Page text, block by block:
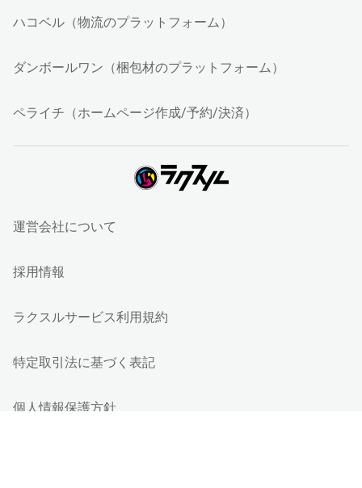
ハコベル（物流のプラットフォーム）
ダンボールワン（梱包材のプラットフォーム）
ペライチ（ホームページ作成/予約/決済）
運営会社について
採用情報
ラクスルサービス利用規約
特定取引法に基づく表記
個人情報保護方針